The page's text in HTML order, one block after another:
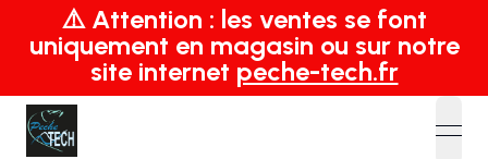
⚠️ Attention : les ventes se font
uniquement en magasin ou sur notre
site internet peche-tech.fr